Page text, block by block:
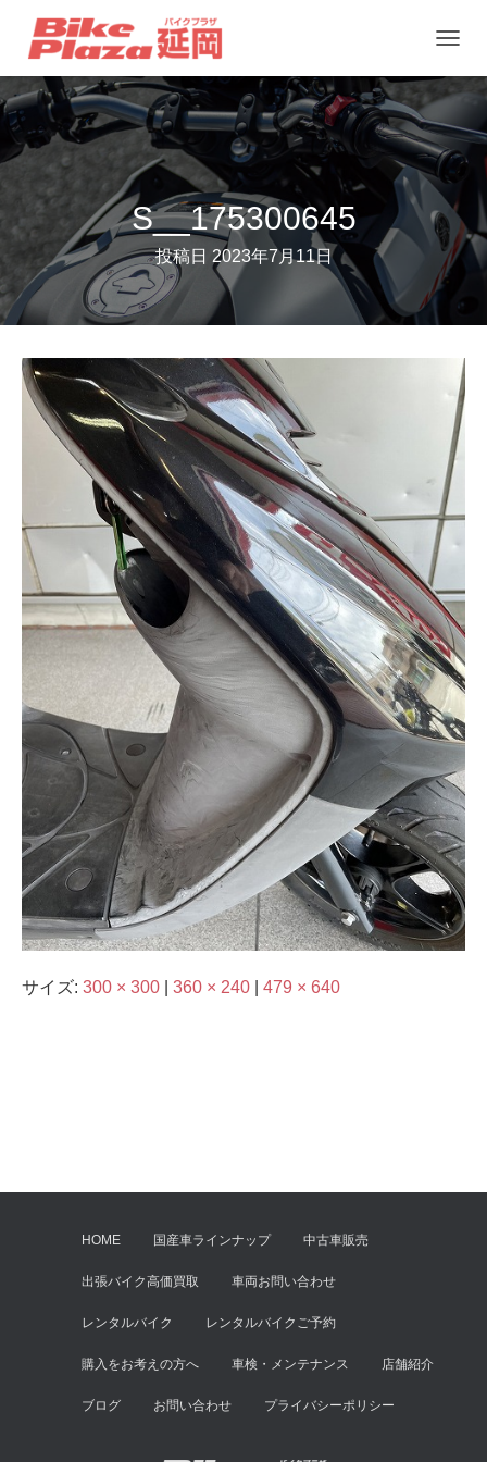
ビ
ー
シ
ョ
ン
を
り
え
S__175300645
投稿日 2023年7月11日
サイズ: 300 × 300 360 × 240 479 × 640
HOME 国産車ラインナップ 中古車販売
出張バイク高価買取 車両お問い合わせ
レンタルバイク レンタルバイクご予約
購入をお考えの方へ 車検・メンテナンス 店舗紹介
ブログ お問い合わせ プライバシーポリシー